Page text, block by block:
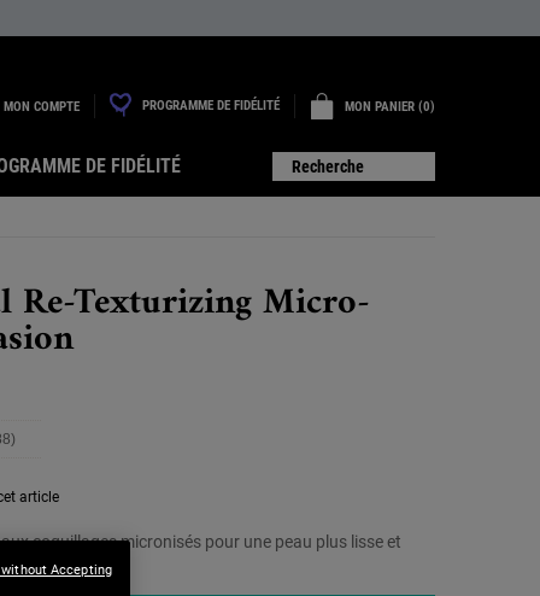
MON COMPTE PROGRAMME DE FIDÉLITÉ MON PANIER 0
0 PRODUIT
DE FIDÉLITÉ Recherche
Re-Texturizing Micro-
article
coquillages micronisés pour une peau plus lisse et
Accepting